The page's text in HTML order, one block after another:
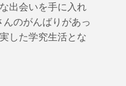
出会いを手に入れ
のがんばりがあっ
した学究生活とな